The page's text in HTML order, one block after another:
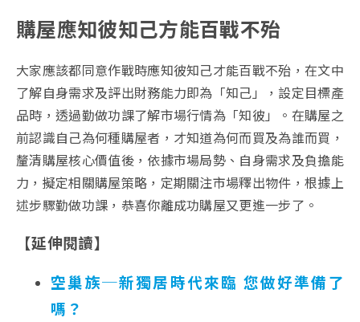
購屋應知彼知己方能百戰不殆
大家應該都同意作戰時應知彼知己才能百戰不殆，在文中
了解自身需求及評出財務能力即為「知己」，設定目標產
品時，透過勤做功課了解市場行情為「知彼」。在購屋之
前認識自己為何種購屋者，才知道為何而買及為誰而買，
釐清購屋核心價值後，依據市場局勢、自身需求及負擔能
力，擬定相關購屋策略，定期關注市場釋出物件，根據上
述步驟勤做功課，恭喜你離成功購屋又更進一步了。
【延伸閱讀】
空巢族─新獨居時代來臨 您做好準備了
嗎？